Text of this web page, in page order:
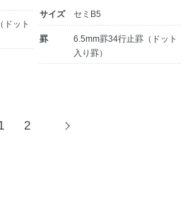
ドット
サイズ セミB5
罫
6.5mm罫34行止罫（ドット
入り罫）
2
次